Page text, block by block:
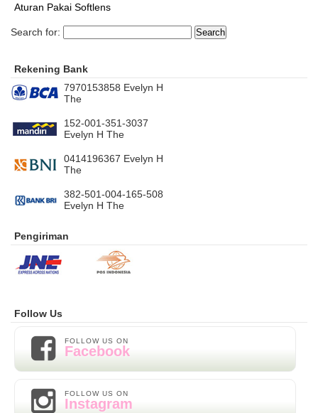
Aturan Pakai Softlens
Search for:
Rekening Bank
7970153858 Evelyn H
The
152-001-351-3037
Evelyn H The
0414196367 Evelyn H
The
382-501-004-165-508
Evelyn H The
Pengiriman
Follow Us
FOLLOW US ON
Facebook
FOLLOW US ON
Instagram